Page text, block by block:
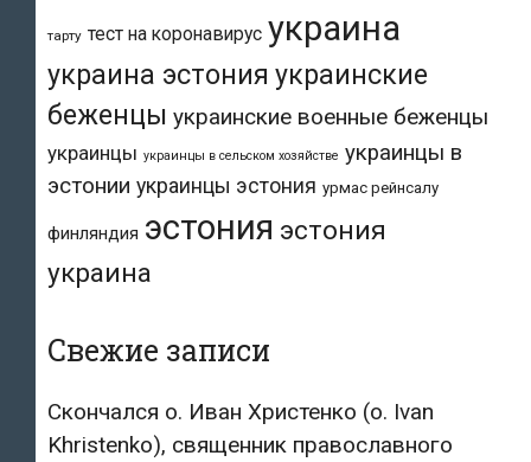
тарту тест на коронавирус украина
украина эстония украинские
беженцы украинские военные беженцы
украинцы украинцы в сельском хозяйстве украинцы в
эстонии украинцы эстония урмас рейнсалу
финляндия эстония эстония
украина
Свежие записи
Скончался о. Иван Христенко (о. Ivan
Khristenko), священник православного